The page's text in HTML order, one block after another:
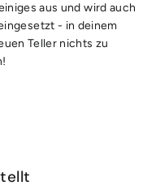
aus und wird auch
- in deinem
Teller nichts zu